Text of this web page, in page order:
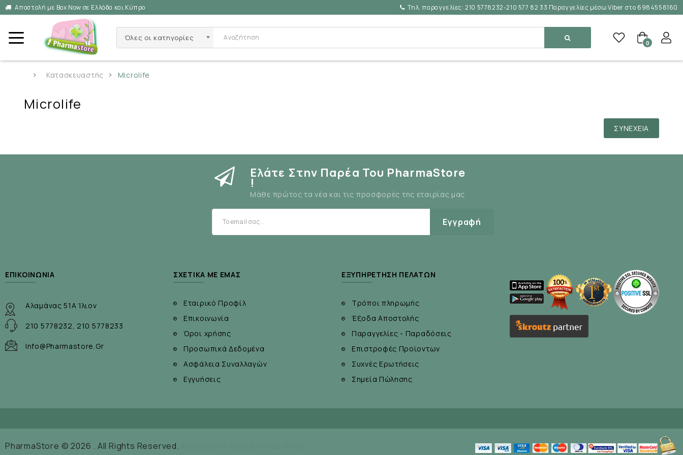
Αποστολή με Box Now σε Ελλάδα και Κύπρο Τηλ. παραγγελίες:210 5778232-210 577 82 33 Παραγγελίες μέσω Viber στο 6984558160
Όλες οι κατηγορίες
0
Κατασκευαστής Microlife
Microlife
ΣΥΝΈΧΕΙΑ
Ελάτε Στην Παρέα Του PharmaStore
!
Μάθε πρώτος τα νέα και τις προσφορές της εταιρίας μας
Εγγραφή
ΕΠΙΚΟΙΝΩΝΊΑ
Αλαμάνας 51Α Ίλιον
210 5778232, 210 5778233
Info@pharmastore.gr
ΣΧΕΤΙΚΆ ΜΕ ΕΜΆΣ
Εταιρικό Προφίλ
Επικοινωνία
Όροι χρήσης
Προσωπικά Δεδομένα
Ασφάλεια Συναλλαγών
Εγγυήσεις
ΕΞΥΠΗΡΈΤΗΣΗ ΠΕΛΑΤΏΝ
Τρόποι πληρωμής
Έξοδα Αποστολής
Παραγγελίες - Παραδόσεις
Επιστροφές Προϊοντων
Συχνές Ερωτήσεις
Σημεία Πώλησης
PharmaStore © 2026 . All Rights Reserved.